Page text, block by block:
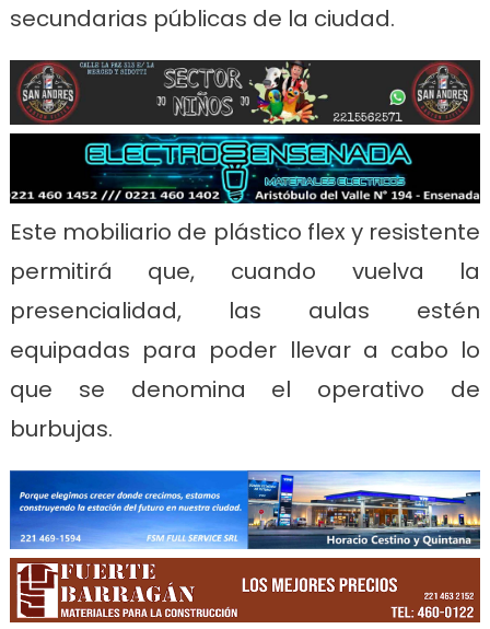
secundarias públicas de la ciudad.
Este mobiliario de plástico flex y resistente
permitirá que, cuando vuelva la
presencialidad, las aulas estén
equipadas para poder llevar a cabo lo
que se denomina el operativo de
burbujas.